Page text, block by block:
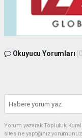
Okuyucu Yorumları
Yorum yazarak Topluluk
sitesine yaptığınız